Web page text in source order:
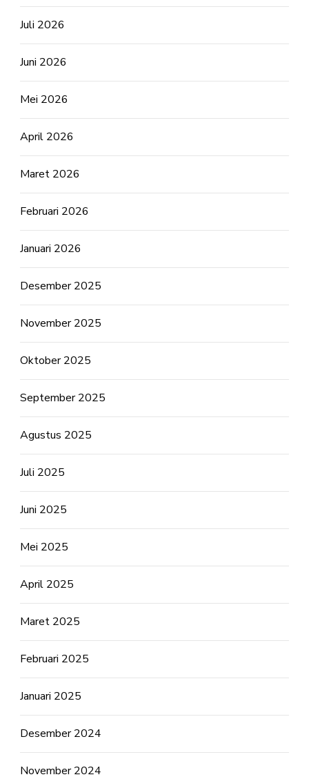
Juli 2026
Juni 2026
Mei 2026
April 2026
Maret 2026
Februari 2026
Januari 2026
Desember 2025
November 2025
Oktober 2025
September 2025
Agustus 2025
Juli 2025
Juni 2025
Mei 2025
April 2025
Maret 2025
Februari 2025
Januari 2025
Desember 2024
November 2024